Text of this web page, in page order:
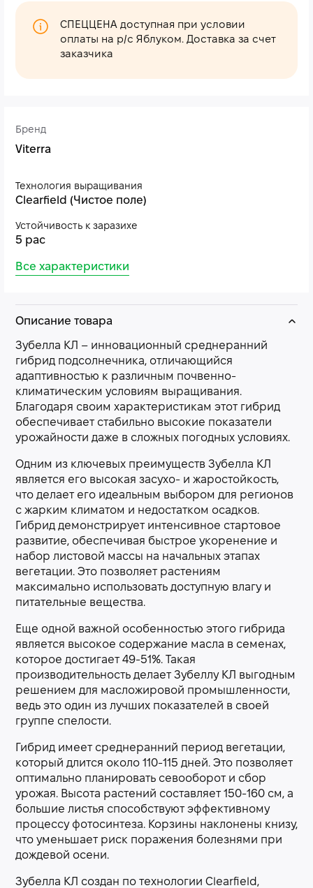
Бренд
Viterra
Технология выращивания
Clearfield (Чистое поле)
Устойчивость к заразихе
5 рас
Все характеристики
СПЕЦЦЕНА доступная при условии
оплаты на р/с Яблуком. Доставка за счет
заказчика
Описание товара
Зубелла КЛ – инновационный среднеранний
гибрид подсолнечника, отличающийся
адаптивностью к различным почвенно-
климатическим условиям выращивания.
Благодаря своим характеристикам этот гибрид
обеспечивает стабильно высокие показатели
урожайности даже в сложных погодных условиях.
Одним из ключевых преимуществ Зубелла КЛ
является его высокая засухо- и жаростойкость,
что делает его идеальным выбором для регионов
с жарким климатом и недостатком осадков.
Гибрид демонстрирует интенсивное стартовое
развитие, обеспечивая быстрое укоренение и
набор листовой массы на начальных этапах
вегетации. Это позволяет растениям
максимально использовать доступную влагу и
питательные вещества.
Еще одной важной особенностью этого гибрида
является высокое содержание масла в семенах,
которое достигает 49-51%. Такая
производительность делает Зубеллу КЛ выгодным
решением для масложировой промышленности,
ведь это один из лучших показателей в своей
группе спелости.
Гибрид имеет среднеранний период вегетации,
который длится около 110-115 дней. Это позволяет
оптимально планировать севооборот и сбор
урожая. Высота растений составляет 150-160 см, а
большие листья способствуют эффективному
процессу фотосинтеза. Корзины наклонены книзу,
что уменьшает риск поражения болезнями при
дождевой осени.
Зубелла КЛ создан по технологии Clearfield,